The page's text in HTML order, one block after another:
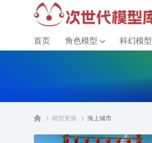
首页 角色模型 科幻模型
模型资源 海上城市